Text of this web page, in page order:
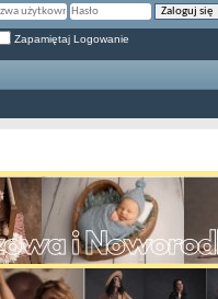
Zapamiętaj Logowanie